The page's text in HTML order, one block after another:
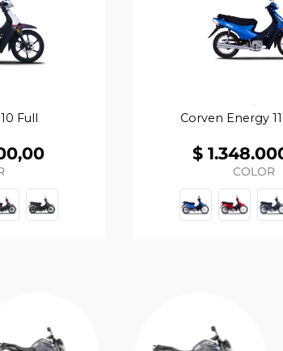
Full
,00
Corven Energy
$ 1.348.
COLOR